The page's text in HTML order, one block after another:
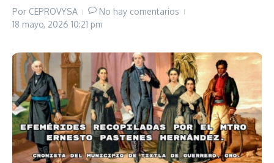
Por CEPROVYSA
No hay comentarios
18 mayo, 2026 10:21 pm